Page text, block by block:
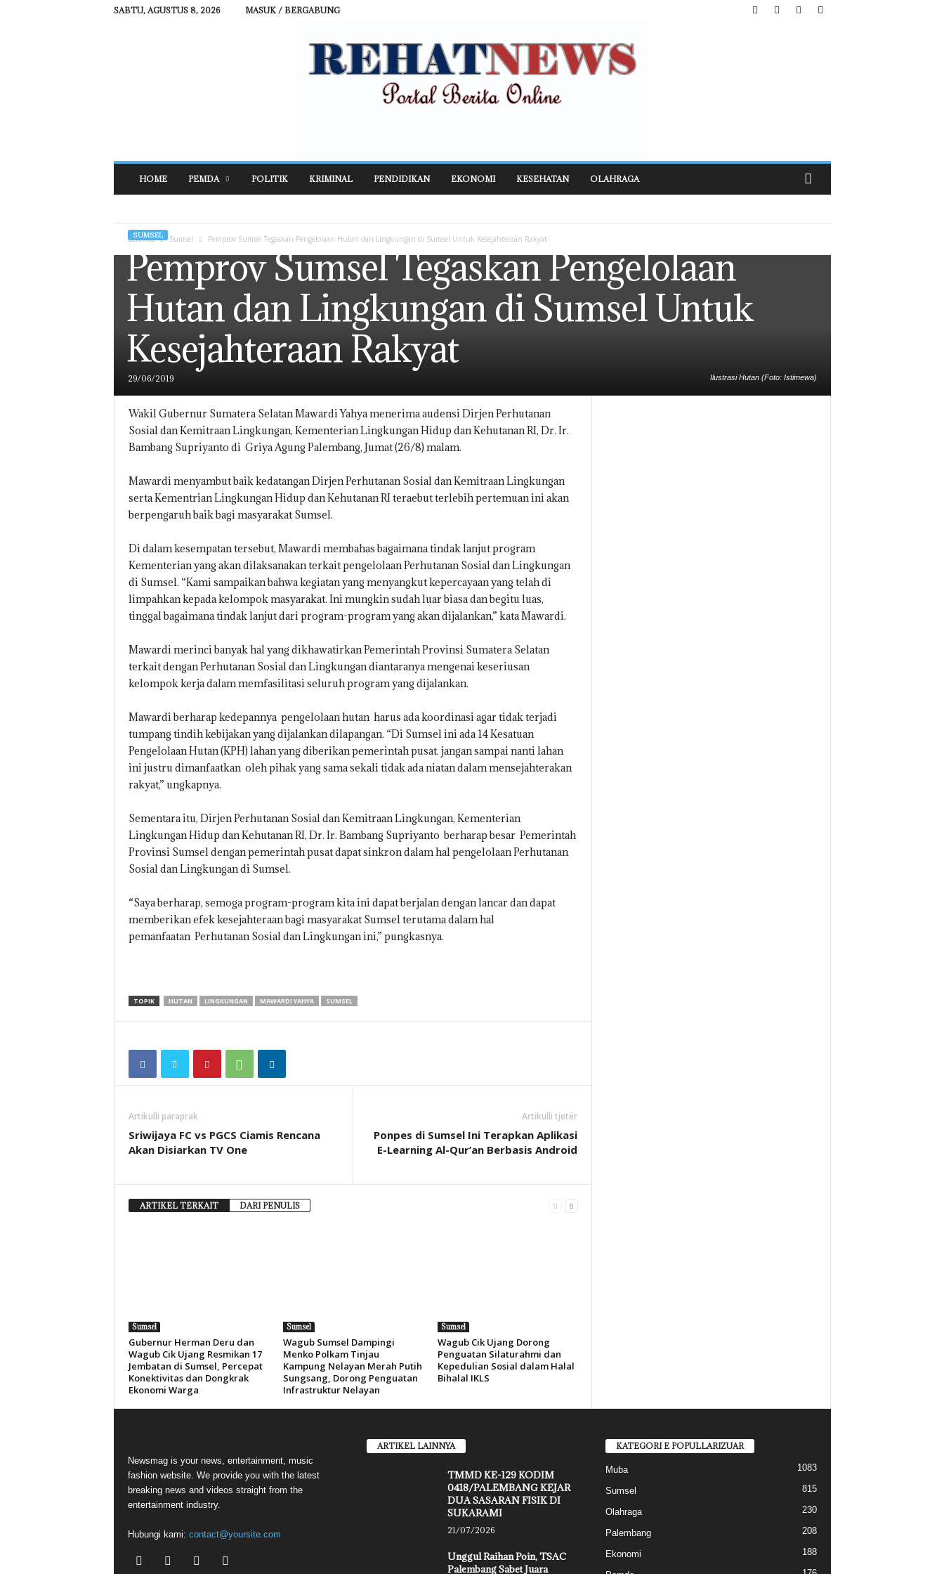
SABTU, AGUSTUS 8, 2026 MASUK / BERGABUNG
H
T
E
HOME PEMDA POLITIK KRIMINAL PENDIDIKAN EKONOMI KESEHATAN OLAHRAGA
Beranda Sumsel Pemprov Sumsel Tegaskan Pengelolaan Hutan dan Lingkungan di Sumsel Untuk Kesejahteraan Rakyat
Ilustrasi Hutan (Foto: Istimewa)
SUMSEL
Pemprov Sumsel Tegaskan Pengelolaan
Hutan dan Lingkungan di Sumsel Untuk
Kesejahteraan Rakyat
29/06/2019
Wakil Gubernur Sumatera Selatan Mawardi Yahya menerima audensi Dirjen Perhutanan
Sosial dan Kemitraan Lingkungan, Kementerian Lingkungan Hidup dan Kehutanan RI, Dr. Ir.
Bambang Supriyanto di Griya Agung Palembang, Jumat (26/8) malam.
Mawardi menyambut baik kedatangan Dirjen Perhutanan Sosial dan Kemitraan Lingkungan
serta Kementrian Lingkungan Hidup dan Kehutanan RI teraebut terlebih pertemuan ini akan
berpengaruh baik bagi masyarakat Sumsel.
Di dalam kesempatan tersebut, Mawardi membahas bagaimana tindak lanjut program
Kementerian yang akan dilaksanakan terkait pengelolaan Perhutanan Sosial dan Lingkungan
di Sumsel. “Kami sampaikan bahwa kegiatan yang menyangkut kepercayaan yang telah di
limpahkan kepada kelompok masyarakat. Ini mungkin sudah luar biasa dan begitu luas,
tinggal bagaimana tindak lanjut dari program-program yang akan dijalankan,” kata Mawardi.
Mawardi merinci banyak hal yang dikhawatirkan Pemerintah Provinsi Sumatera Selatan
terkait dengan Perhutanan Sosial dan Lingkungan diantaranya mengenai keseriusan
kelompok kerja dalam memfasilitasi seluruh program yang dijalankan.
Mawardi berharap kedepannya pengelolaan hutan harus ada koordinasi agar tidak terjadi
tumpang tindih kebijakan yang dijalankan dilapangan. “Di Sumsel ini ada 14 Kesatuan
Pengelolaan Hutan (KPH) lahan yang diberikan pemerintah pusat. jangan sampai nanti lahan
ini justru dimanfaatkan oleh pihak yang sama sekali tidak ada niatan dalam mensejahterakan
rakyat,” ungkapnya.
Sementara itu, Dirjen Perhutanan Sosial dan Kemitraan Lingkungan, Kementerian
Lingkungan Hidup dan Kehutanan RI, Dr. Ir. Bambang Supriyanto berharap besar Pemerintah
Provinsi Sumsel dengan pemerintah pusat dapat sinkron dalam hal pengelolaan Perhutanan
Sosial dan Lingkungan di Sumsel.
“Saya berharap, semoga program-program kita ini dapat berjalan dengan lancar dan dapat
memberikan efek kesejahteraan bagi masyarakat Sumsel terutama dalam hal
pemanfaatan Perhutanan Sosial dan Lingkungan ini,” pungkasnya.
TOPIK HUTAN LINGKUNGAN MAWARDI YAHYA SUMSEL
Artikulli paraprak
Sriwijaya FC vs PGCS Ciamis Rencana
Akan Disiarkan TV One
Artikulli tjetër
Ponpes di Sumsel Ini Terapkan Aplikasi
E-Learning Al-Qur’an Berbasis Android
ARTIKEL TERKAIT DARI PENULIS
Sumsel
Gubernur Herman Deru dan
Wagub Cik Ujang Resmikan 17
Jembatan di Sumsel, Percepat
Konektivitas dan Dongkrak
Ekonomi Warga
Sumsel
Wagub Sumsel Dampingi
Menko Polkam Tinjau
Kampung Nelayan Merah Putih
Sungsang, Dorong Penguatan
Infrastruktur Nelayan
Sumsel
Wagub Cik Ujang Dorong
Penguatan Silaturahmi dan
Kepedulian Sosial dalam Halal
Bihalal IKLS
Newsmag is your news, entertainment, music
fashion website. We provide you with the latest
breaking news and videos straight from the
entertainment industry.
Hubungi kami: contact@yoursite.com
ARTIKEL LAINNYA
TMMD KE-129 KODIM
0418/PALEMBANG KEJAR
DUA SASARAN FISIK DI
SUKARAMI
21/07/2026
Unggul Raihan Poin, TSAC
Palembang Sabet Juara
KATEGORI E POPULLARIZUAR
Muba 1083
Sumsel 815
Olahraga 230
Palembang 208
Ekonomi 188